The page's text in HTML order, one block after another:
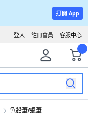
打開 App
客服中心
註冊會員
登入
色鉛筆/蠟筆